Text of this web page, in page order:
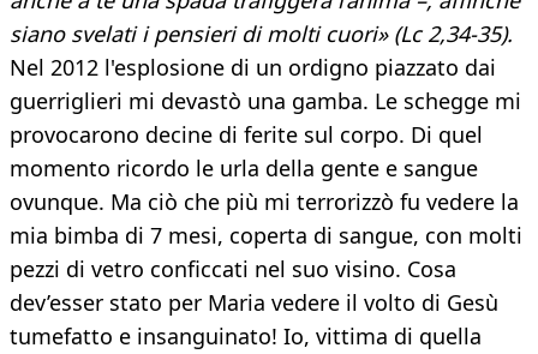
siano svelati i pensieri di molti cuori» (Lc 2,34-35).
Nel 2012 l'esplosione di un ordigno piazzato dai
guerriglieri mi devastò una gamba. Le schegge mi
provocarono decine di ferite sul corpo. Di quel
momento ricordo le urla della gente e sangue
ovunque. Ma ciò che più mi terrorizzò fu vedere la
mia bimba di 7 mesi, coperta di sangue, con molti
pezzi di vetro conficcati nel suo visino. Cosa
dev’esser stato per Maria vedere il volto di Gesù
tumefatto e insanguinato! Io, vittima di quella